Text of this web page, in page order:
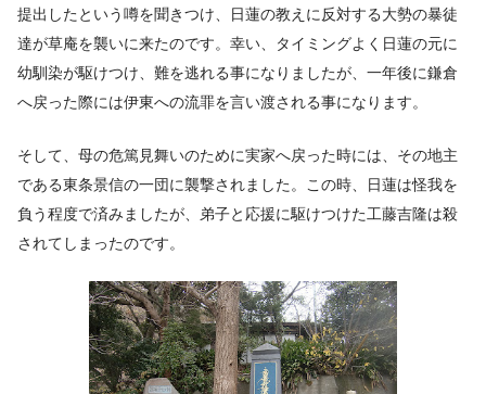
提出したという噂を聞きつけ、日蓮の教えに反対する大勢の暴徒
達が草庵を襲いに来たのです。幸い、タイミングよく日蓮の元に
幼馴染が駆けつけ、難を逃れる事になりましたが、一年後に鎌倉
へ戻った際には伊東への流罪を言い渡される事になります。
そして、母の危篤見舞いのために実家へ戻った時には、その地主
である東条景信の一団に襲撃されました。この時、日蓮は怪我を
負う程度で済みましたが、弟子と応援に駆けつけた工藤吉隆は殺
されてしまったのです。